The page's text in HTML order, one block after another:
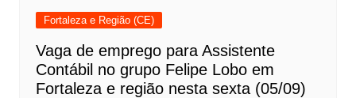
Fortaleza e Região (CE)
Vaga de emprego para Assistente
Contábil no grupo Felipe Lobo em
Fortaleza e região nesta sexta (05/09)